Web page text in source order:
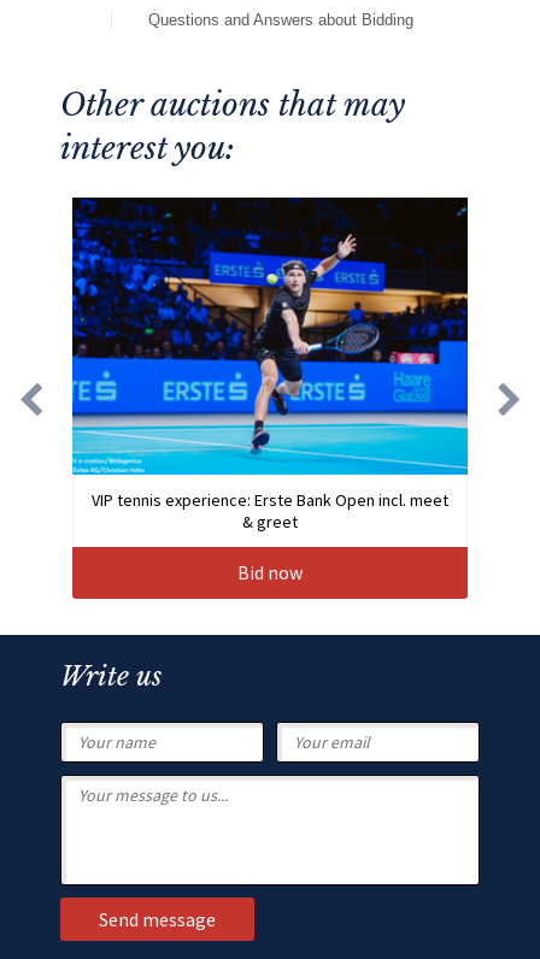
Questions and Answers about Bidding
Other auctions that may
interest you:
VIP tennis experience: Erste Bank Open incl. meet
& greet
Bid now
Write us